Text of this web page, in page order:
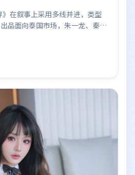
在叙事上采用多线并进，类型
品面向泰国市场，朱一龙、秦海
黄渤所饰角色推动关键反转，结